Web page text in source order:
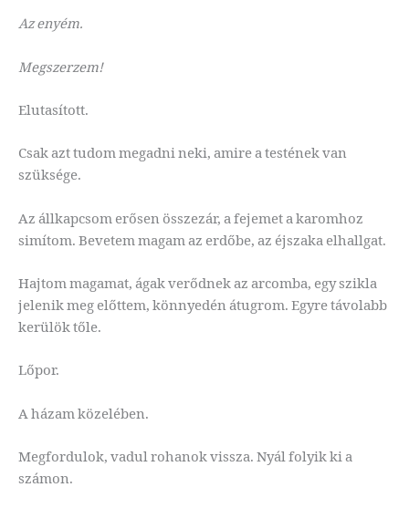
Az enyém.
Megszerzem!
Elutasított.
Csak azt tudom megadni neki, amire a testének van
szüksége.
Az állkapcsom erősen összezár, a fejemet a karomhoz
simítom. Bevetem magam az erdőbe, az éjszaka elhallgat.
Hajtom magamat, ágak verődnek az arcomba, egy szikla
jelenik meg előttem, könnyedén átugrom. Egyre távolabb
kerülök tőle.
Lőpor.
A házam közelében.
Megfordulok, vadul rohanok vissza. Nyál folyik ki a
számon.